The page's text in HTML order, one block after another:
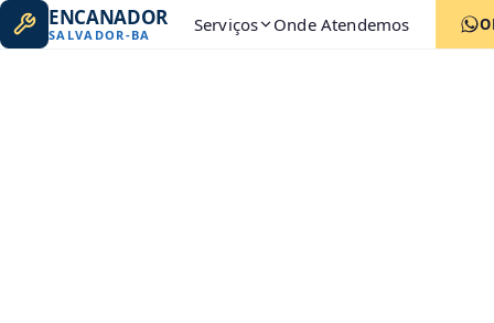
ENCANADOR
SALVADOR-BA Serviços Onde Atendemos